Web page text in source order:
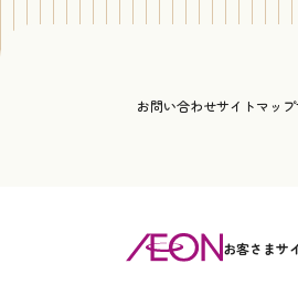
お問い合わせサイトマップ
お客さまサ